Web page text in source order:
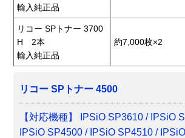
輸入純正品
リコー SPトナー 3700
H 2本
輸入純正品
約7,000枚×2
リコー SPトナー 4500
【対応機種】 IPSiO SP3610 / IPSiO
IPSiO SP4500 / IPSiO SP4510 /